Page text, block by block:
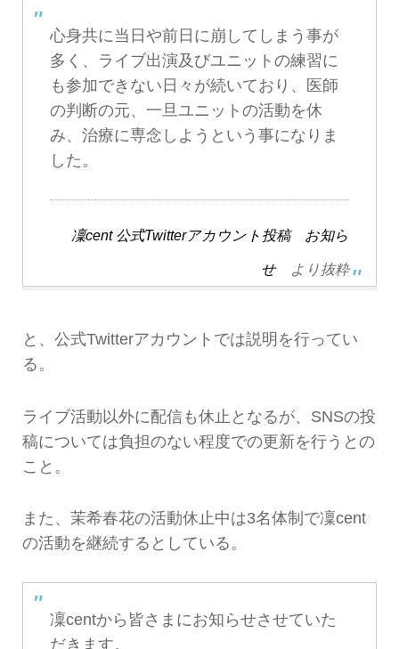
心身共に当日や前日に崩してしまう事が
多く、ライブ出演及びユニットの練習に
も参加できない日々が続いており、医師
の判断の元、一旦ユニットの活動を休
み、治療に専念しようという事になりま
した。
凜cent 公式Twitterアカウント投稿 お知ら
せより抜粋
と、公式Twitterアカウントでは説明を行ってい
る。
ライブ活動以外に配信も休止となるが、SNSの投
稿については負担のない程度での更新を行うとの
こと。
また、茉希春花の活動休止中は3名体制で凜cent
の活動を継続するとしている。
凜centから皆さまにお知らせさせていた
だきます。